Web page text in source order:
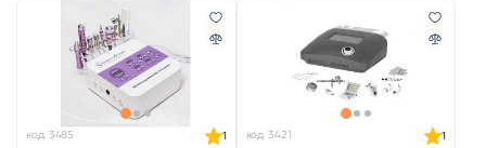
код 3485 1 код 3421 1